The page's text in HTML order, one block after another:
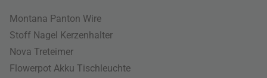
Montana Panton Wire
Stoff Nagel Kerzenhalter
Nova Treteimer
Flowerpot Akku Tischleuchte